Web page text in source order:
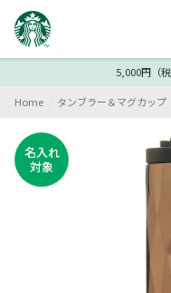
5,000円（
Home タンブラー＆マグカップ
名入れ
対象